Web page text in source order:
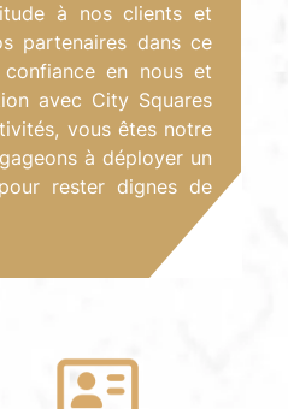
à nos clients et
partenaires dans ce
en nous et
avec City Squares
vous êtes notre
à déployer un
rester dignes de